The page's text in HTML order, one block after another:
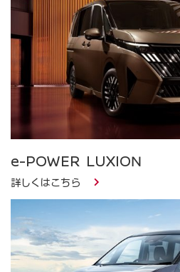
e-POWER LUXION
詳しくはこちら